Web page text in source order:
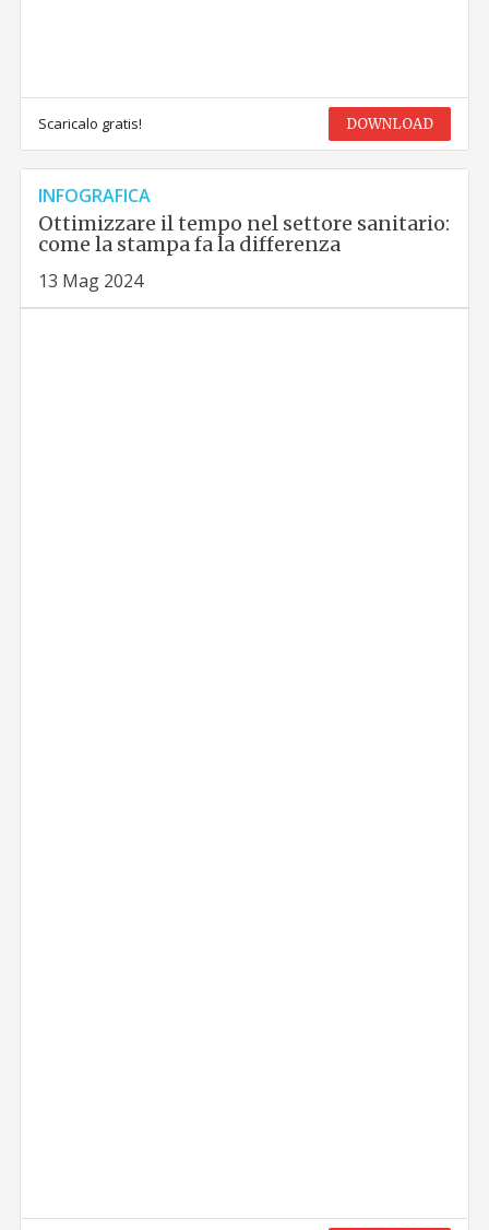
Scaricalo gratis! DOWNLOAD
INFOGRAFICA
Ottimizzare il tempo nel settore sanitario:
come la stampa fa la differenza
13 Mag 2024